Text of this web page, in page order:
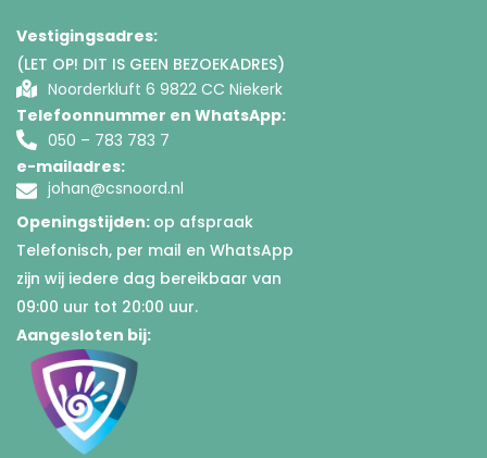
Vestigingsadres:
(LET OP! DIT IS GEEN BEZOEKADRES)
Noorderkluft 6 9822 CC Niekerk
Telefoonnummer en WhatsApp:
050 – 783 783 7
e-mailadres:
johan@csnoord.nl
Openingstijden: op afspraak
Telefonisch, per mail en WhatsApp
zijn wij iedere dag bereikbaar van
09:00 uur tot 20:00 uur.
Aangesloten bij: